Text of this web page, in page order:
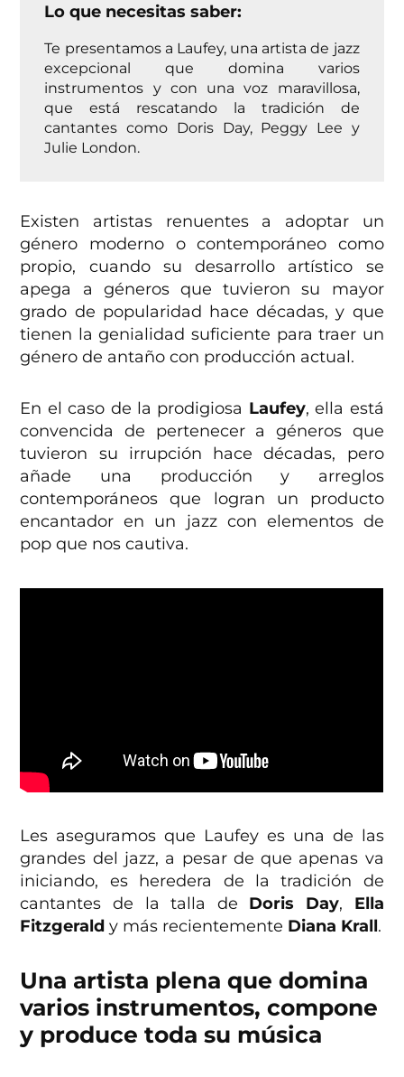
Lo que necesitas saber:
Te presentamos a Laufey, una artista de jazz
excepcional que domina varios
instrumentos y con una voz maravillosa,
que está rescatando la tradición de
cantantes como Doris Day, Peggy Lee y
Julie London.
Existen artistas renuentes a adoptar un
género moderno o contemporáneo como
propio, cuando su desarrollo artístico se
apega a géneros que tuvieron su mayor
grado de popularidad hace décadas, y que
tienen la genialidad suficiente para traer un
género de antaño con producción actual.
En el caso de la prodigiosa Laufey, ella está
convencida de pertenecer a géneros que
tuvieron su irrupción hace décadas, pero
añade una producción y arreglos
contemporáneos que logran un producto
encantador en un jazz con elementos de
pop que nos cautiva.
Les aseguramos que Laufey es una de las
grandes del jazz, a pesar de que apenas va
iniciando, es heredera de la tradición de
cantantes de la talla de Doris Day, Ella
Fitzgerald y más recientemente Diana Krall.
Una artista plena que domina
varios instrumentos, compone
y produce toda su música